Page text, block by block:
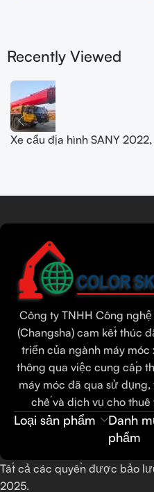
Recently Viewed
Xe cẩu địa hình SANY 2022,
Công ty TNHH Công
(Changsha) cam kết thúc
triển của ngành máy móc
thông qua việc cung cấp
máy móc đã qua sử dụng,
chế và dịch vụ cho thuê
Loại sản phẩm
Danh
phẩm
Tất cả các quyền được bảo
2025.
French
Indonesian
Thai
Portuguese
Russian
Hindi
Urdu
Tamil